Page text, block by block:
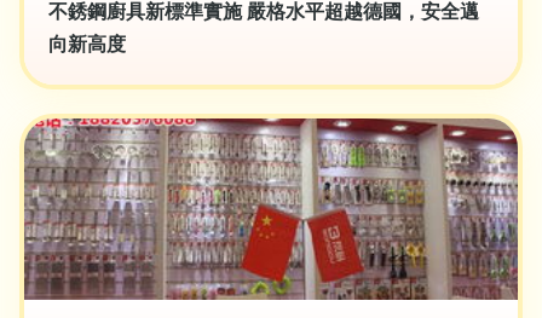
不銹鋼廚具新標準實施 嚴格水平超越德國，安全邁
向新高度